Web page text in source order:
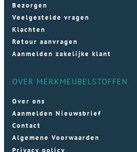
Bezorgen
Veelgestelde vragen
Klachten
Retour aanvragen
Aanmelden zakelijke klant
OVER MERKMEUBELSTOFFEN
Over ons
Aanmelden Nieuwsbrief
Contact
Algemene Voorwaarden
Privacy policy